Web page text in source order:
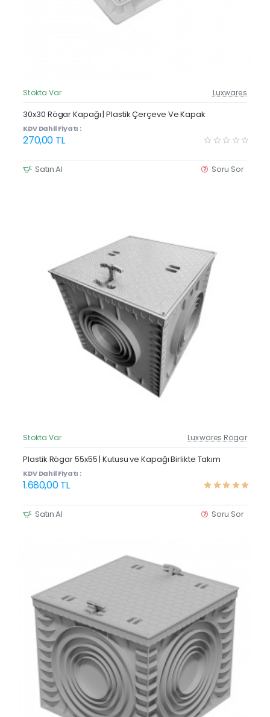
Güncel Fiyat
Stokta Var Luxwares
30x30 Rögar Kapağı | Plastik Çerçeve Ve Kapak
KDV Dahil Fiyatı :
270,00 TL
Satın Al Soru Sor
Güncel Fiyat
Stokta Var Luxwares Rögar
Plastik Rögar 55x55 | Kutusu ve Kapağı Birlikte Takım
KDV Dahil Fiyatı :
1.680,00 TL
Satın Al Soru Sor